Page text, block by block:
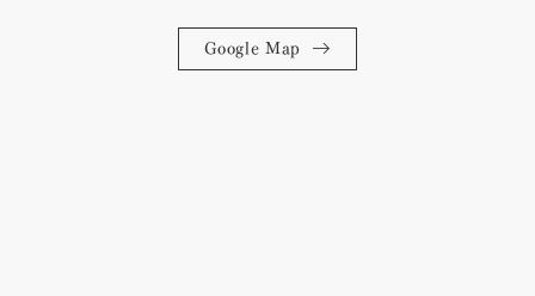
Google Map